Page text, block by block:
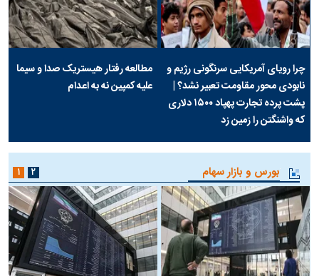
چرا رویای آمریکایی سرنگونی رژیم و
نابودی محور مقاومت تعبیر نشد؟ |
پشت پرده تجارت پهپاد‌ ۱۵۰۰ دلاری
که واشنگتن را زمین زد
مطالعه رفتار هیستریک صدا و سیما
علیه کمپین نه به اعدام
بورس و بازار سهام ۱ ۲